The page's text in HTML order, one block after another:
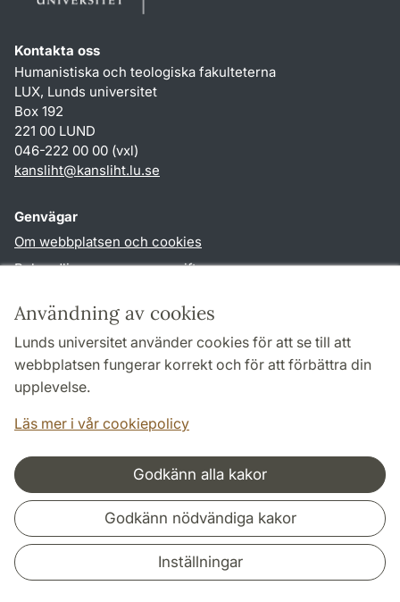
Användning av cookies
Lunds universitet använder cookies för att se till att
webbplatsen fungerar korrekt och för att förbättra din
upplevelse.
Läs mer i vår cookiepolicy
Godkänn alla kakor
Godkänn nödvändiga kakor
Inställningar
Kontakta oss
Humanistiska och teologiska fakulteterna
LUX, Lunds universitet
Box 192
221 00 LUND
046-222 00 00 (vxl)
kansliht@kansliht.lu.se
Genvägar
Om webbplatsen och cookies
Behandling av personuppgifter
TYPO3-login
Följ oss i sociala medier
Samarbeten och nätverk